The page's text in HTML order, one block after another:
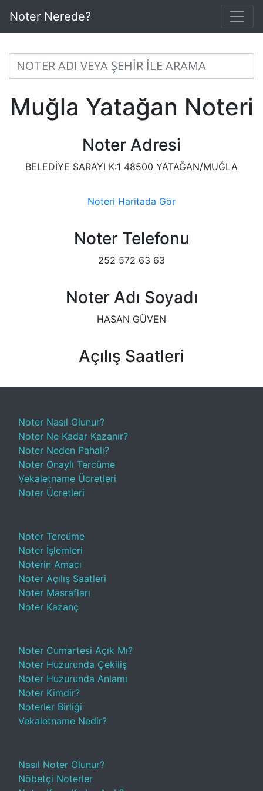
Noter Nerede?
Muğla Yatağan Noteri
Noter Adresi
BELEDİYE SARAYI K:1 48500 YATAĞAN/MUĞLA
Noteri Haritada Gör
Noter Telefonu
252 572 63 63
Noter Adı Soyadı
HASAN GÜVEN
Açılış Saatleri
Noter Nasıl Olunur?
Noter Ne Kadar Kazanır?
Noter Neden Pahalı?
Noter Onaylı Tercüme
Vekaletname Ücretleri
Noter Ücretleri
Noter Tercüme
Noter İşlemleri
Noterin Amacı
Noter Açılış Saatleri
Noter Masrafları
Noter Kazanç
Noter Cumartesi Açık Mı?
Noter Huzurunda Çekiliş
Noter Huzurunda Anlamı
Noter Kimdir?
Noterler Birliği
Vekaletname Nedir?
Nasıl Noter Olunur?
Nöbetçi Noterler